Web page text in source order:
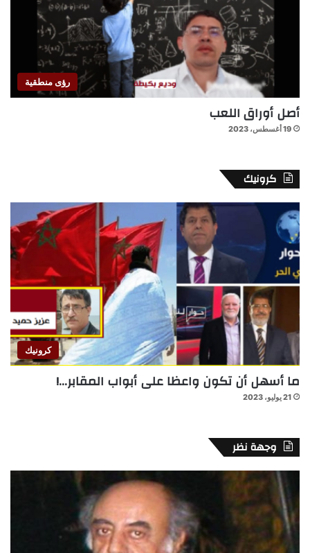
رؤى منطقية
أصل أوراق اللعب
19 أغسطس، 2023
كرونيك
كرونيك
ما أسهل أن تكون واعظا على أبواب المقابر…!
21 يوليو، 2023
وجهة نظر